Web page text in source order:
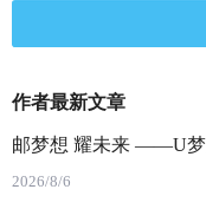
作者最新文章
邮梦想 耀
2026/8/6